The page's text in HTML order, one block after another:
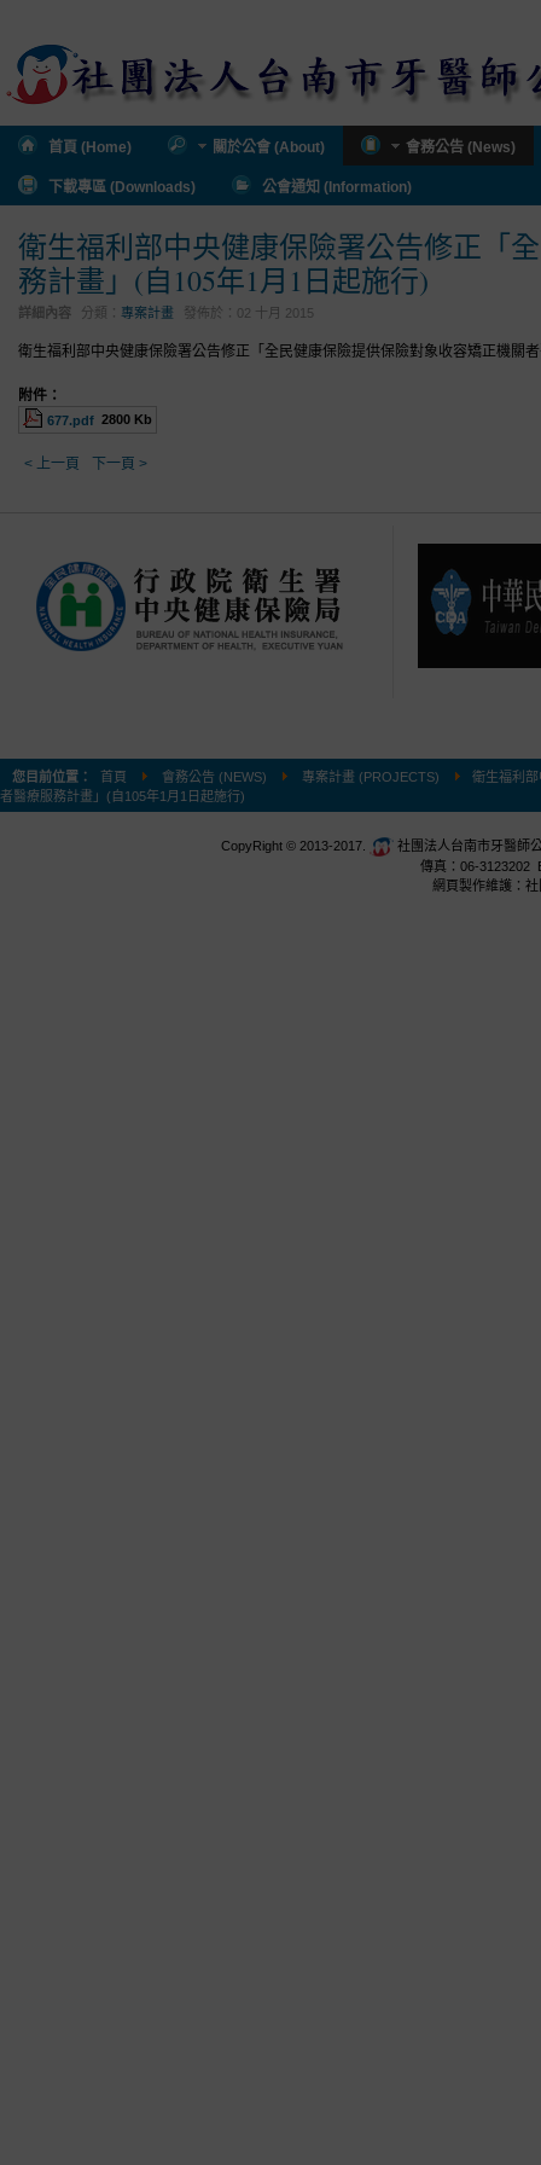
首頁 (Home) 關於公會 (About) 會務公告 (News)
下載專區 (Downloads) 公會通知 (Information)
衛生福利部中央健康保險署公告修正「
務計畫」(自105年1月1日起施行)
詳細內容 分類： 專案計畫 發佈於： 02 十月 2015
衛生福利部中央健康保險署公告修正「全民健康保險提供保險對象收容矯正機
附件：
677.pdf 2800 Kb
< 上一頁 下一頁 >
您目前位置： 首頁 會務公告 (NEWS) 專案計畫 (PROJECTS)
衛生福利
者醫療服務計畫」(自105年1月1日起施行)
CopyRight © 2013-2017.
社團法人台南市牙醫師
傳真：06-3123202
網頁製作維護：